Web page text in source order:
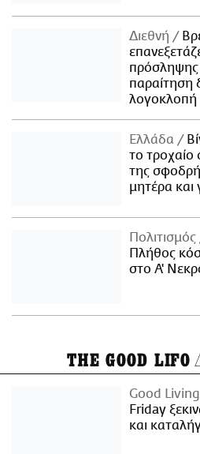
Διεθνή
πρόσληψης
παραίτηση
λογοκλοπή
Ελλάδα
το τροχαίο
της
μητέρα και
Πολιτισμός
Πλήθος
στο Α'
THE GOOD LIFO
Good Living
Friday
και